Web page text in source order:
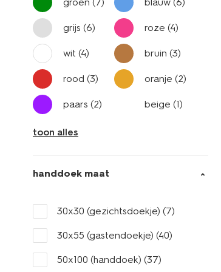
grijs (6) roze(4)
wit (4) bruin(3)
rood (3) oranje(2)
paars (2) beige(1)
toon alles
handdoek maat
30x30 (gezichtsdoekje) (7)
30x55 (gastendoekje) (40)
50x100 (handdoek) (37)